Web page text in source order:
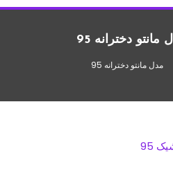
مانتو دخترانه 95
مدل مانتو دخترانه 95